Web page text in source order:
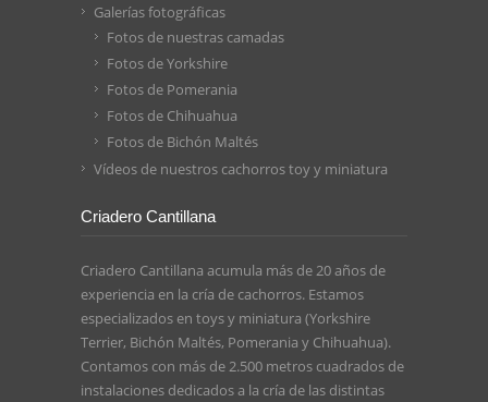
Galerías fotográficas
Fotos de nuestras camadas
Fotos de Yorkshire
Fotos de Pomerania
Fotos de Chihuahua
Fotos de Bichón Maltés
Vídeos de nuestros cachorros toy y miniatura
Criadero Cantillana
Criadero Cantillana acumula más de 20 años de
experiencia en la cría de cachorros. Estamos
especializados en toys y miniatura (Yorkshire
Terrier, Bichón Maltés, Pomerania y Chihuahua).
Contamos con más de 2.500 metros cuadrados de
instalaciones dedicados a la cría de las distintas